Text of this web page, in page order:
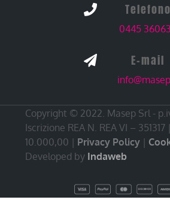
 Telefono
0445
 E-mail
Copyright © 2022. Masep Srl -
Iscrizione REA N. REA VI –
10.000,00 | Privacy Policy |
Developed by Indaweb